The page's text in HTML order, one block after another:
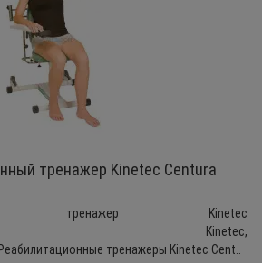
тренажер Kinetec Centura
тренажер Kinetec
Kinetec,
тренажеры Kinetec Cent..